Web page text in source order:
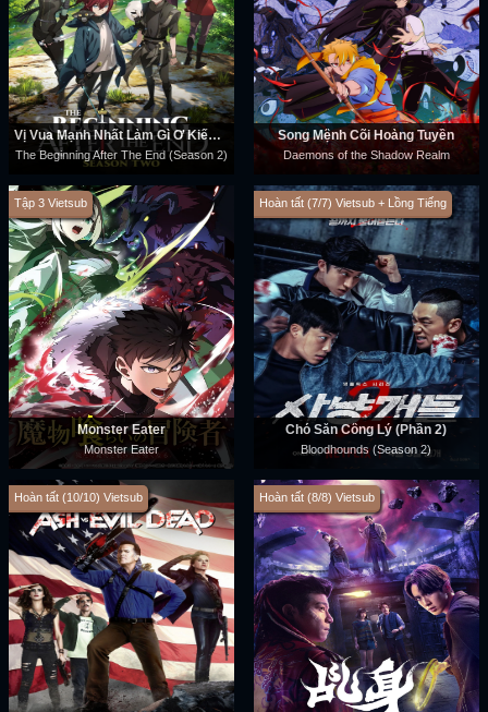
Vị Vua Mạnh Nhất Làm Gì Ở Kiếp Thứ Hai (Phần 2)
The Beginning After The End (Season 2)
Song Mệnh Cõi Hoàng Tuyền
Daemons of the Shadow Realm
Tập 3 Vietsub
Monster Eater
Monster Eater
Hoàn tất (7/7) Vietsub + Lồng Tiếng
Chó Săn Công Lý (Phần 2)
Bloodhounds (Season 2)
Hoàn tất (10/10) Vietsub Hoàn tất (8/8) Vietsub